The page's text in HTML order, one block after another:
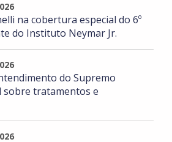
na cobertura especial do 6º
do Instituto Neymar Jr.
do Supremo
sobre tratamentos e